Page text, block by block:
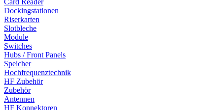
Dockingstationen
Riserkarten
Slotbleche
Module
Switches
Hubs / Front Panels
Speicher
Hochfrequenztechnik
HF Zubehör
Zubehör
Antennen
HF Konnektoren